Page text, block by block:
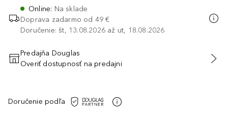
Online: Na sklade
Doprava zadarmo od 49 €
Doručenie: št, 13.08.2026 až ut, 18.08.2026
PRIDAŤ DO KOŠÍKA
Predajňa Douglas
Overiť dostupnosť na predajni
Doručenie podľa